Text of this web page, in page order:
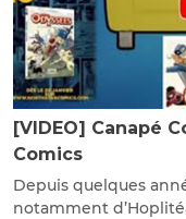
[VIDEO] Canapé
Comics
Depuis quelques
notamment